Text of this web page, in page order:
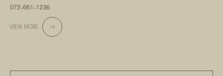
072-661-1236
VIEW MORE